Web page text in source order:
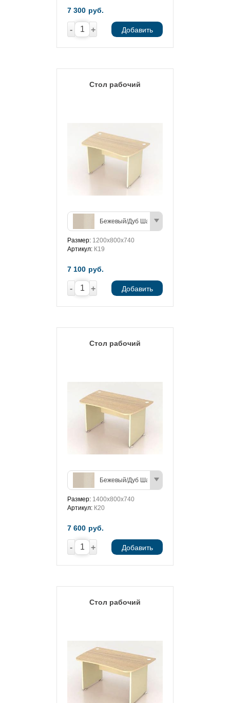
7 300 руб.
- + Добавить
Стол рабочий
Бежевый/Дуб Шамони (светлый)
Размер: 1200х800х740
Артикул: К19
7 100 руб.
- + Добавить
Стол рабочий
Бежевый/Дуб Шамони (светлый)
Размер: 1400х800х740
Артикул: К20
7 600 руб.
- + Добавить
Стол рабочий